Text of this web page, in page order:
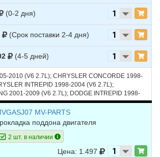
(0-2 дня)
(Срок поставки 2-4 дня)
(4-5 дней)
2010 (V6 2.7L); CHRYSLER CONCORDE 1998-
INTREPID 1998-2004 (V6 2.7L);
2001-2009 (V6 2.7L); DODGE INTREPID 1998-
STRATUS 2001-2006 (V6 2.7L)
MV-PARTS
поддона двигателя
2 шт. в наличии
Цена: 1.497